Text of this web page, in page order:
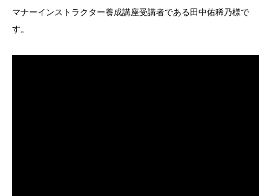
マナーインストラクター養成講座受講者である田中佑稀乃様で
す。